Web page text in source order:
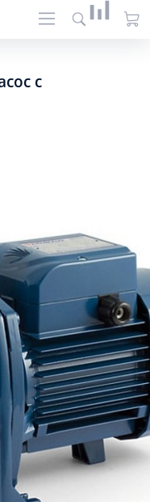
с